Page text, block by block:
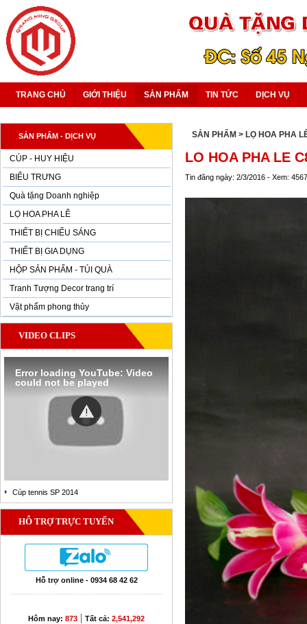
TRANG CHỦ GIỚI THIỆU SẢN PHẨM TIN TỨC DỊCH VỤ
SẢN PHẨM - DỊCH VỤ
CÚP - HUY HIỆU
BIỂU TRƯNG
Quà tặng Doanh nghiệp
LỌ HOA PHA LÊ
THIẾT BỊ CHIẾU SÁNG
THIẾT BỊ GIA DỤNG
HỘP SẢN PHẨM - TÚI QUÀ
Tranh Tượng Decor trang trí
Vật phẩm phong thủy
VIDEO CLIPS
Error loading YouTube: Video
could not be played
Cúp tennis SP 2014
HỖ TRỢ TRỰC TUYẾN
Hỗ trợ online - 0934 68 42 62
Hôm nay: 873 | Tất cả: 2,541,292
SẢN PHẨM > LỌ HOA PHA
LO HOA PHA LE
Tin đăng ngày: 2/3/2016 - Xem: 4567